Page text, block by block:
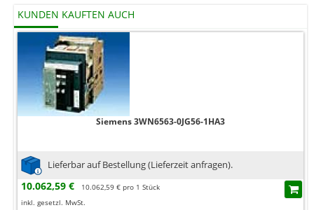
KUNDEN KAUFTEN AUCH
Siemens 3WN6563-0JG56-1HA3
Lieferbar auf Bestellung (Lieferzeit anfragen).
10.062,59 €
10.062,59 € pro 1 Stück
inkl. gesetzl. MwSt.